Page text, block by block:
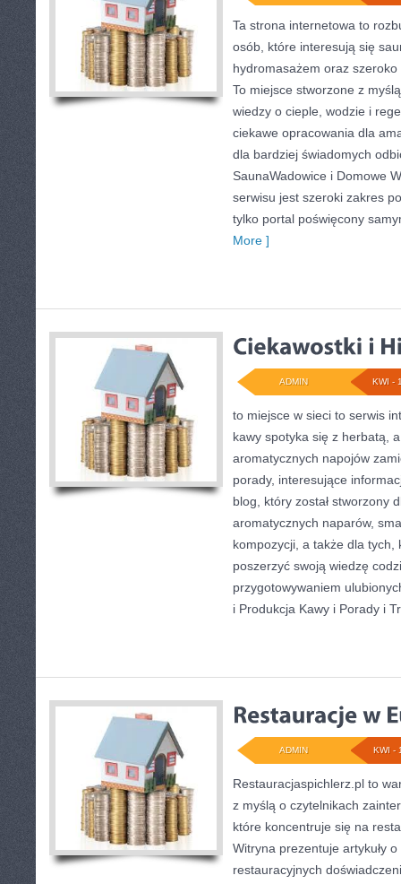
Ta strona internetowa to
osób, które interesują się
hydromasażem oraz
To miejsce stworzone z
wiedzy o cieple, wodzie i
ciekawe opracowania dla
dla bardziej świadomych
SaunaWadowice i Domowe
serwisu jest szeroki zakres
tylko portal poświęcony
More ]
KWI -
ADMIN
to miejsce w sieci to serwis
kawy spotyka się z herbatą,
aromatycznych napojów
porady, interesujące
blog, który został stworzony
aromatycznych naparów,
kompozycji, a także dla tych,
poszerzyć swoją wiedzę
przygotowywaniem
i Produkcja Kawy i Porady i
KWI -
ADMIN
Restauracjaspichlerz.pl to
z myślą o czytelnikach
które koncentruje się na
Witryna prezentuje artykuły
restauracyjnych